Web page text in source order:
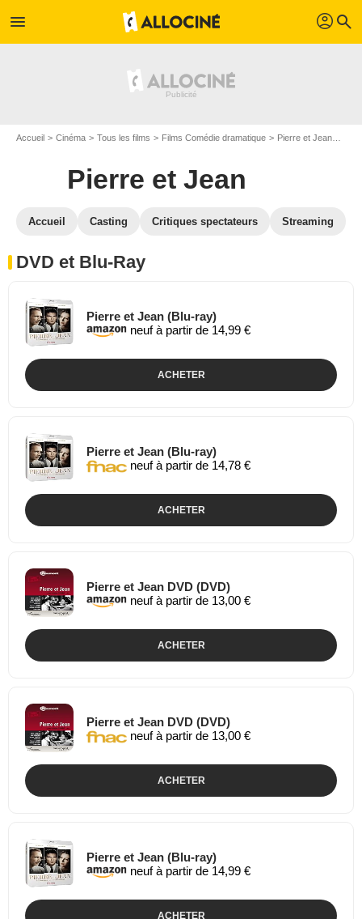
menu profil search
Accueil Cinéma Tous les films Films Comédie dramatique Pierre et Jean
Pierre et Jean
Accueil Casting Critiques spectateurs Streaming
DVD et Blu-Ray
Pierre et Jean (Blu-ray)
neuf à partir de 14,99 €
ACHETER
Pierre et Jean (Blu-ray)
neuf à partir de 14,78 €
ACHETER
Pierre et Jean DVD (DVD)
neuf à partir de 13,00 €
ACHETER
Pierre et Jean DVD (DVD)
neuf à partir de 13,00 €
ACHETER
Pierre et Jean (Blu-ray)
neuf à partir de 14,99 €
ACHETER